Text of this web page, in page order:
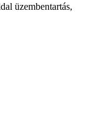
üzembentartás,